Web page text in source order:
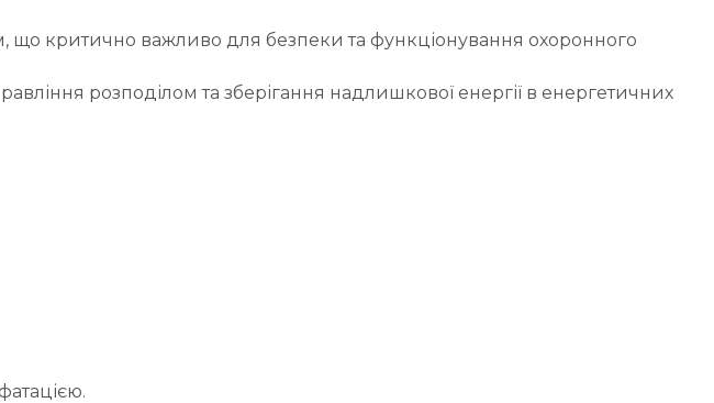
критично важливо для безпеки та функціонування охоронного
розподілом та зберігання надлишкової енергії в енергетичних